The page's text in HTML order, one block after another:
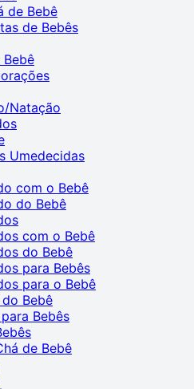
de Bebê
de Bebês
Natação
Umedecidas
com o Bebê
do Bebê
com o Bebê
do Bebê
para Bebês
para o Bebê
Bebê
Bebês
de Bebê